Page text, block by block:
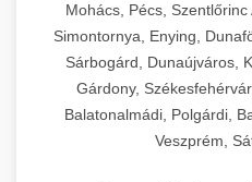
Mohács, Pécs, Szentlőrinc
Simontornya, Enying,
Sárbogárd, Dunaújváros,
Gárdony,
Balatonalmádi, Polgárdi,
Veszprém,